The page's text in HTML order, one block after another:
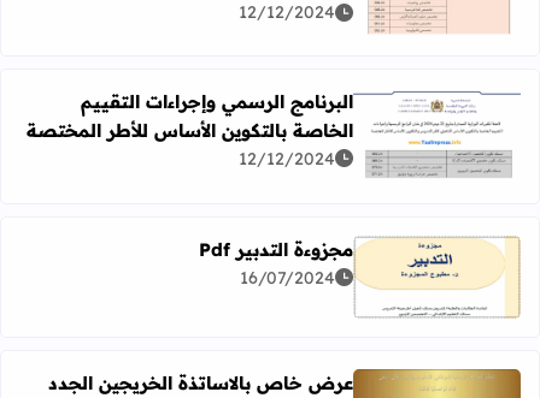
12/12/2024
اقرأ المزيد عن البرنامج الرسمي وإجراءات التقييم الخاصة
البرنامج الرسمي وإجراءات التقييم
الخاصة بالتكوين الأساس للأطر المختصة
12/12/2024
اقرأ المزيد عن مجزوءة التدبير Pdf
مجزوءة التدبير Pdf
16/07/2024
عرض خاص بالاساتذة الخريجين الجدد